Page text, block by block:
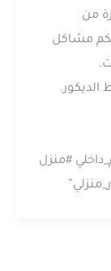
من
مشاكل
#منزل